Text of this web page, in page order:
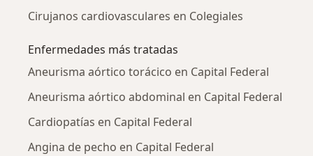
Cirujanos cardiovasculares en Colegiales
Enfermedades más tratadas
Aneurisma aórtico torácico en Capital Federal
Aneurisma aórtico abdominal en Capital Federal
Cardiopatías en Capital Federal
Angina de pecho en Capital Federal